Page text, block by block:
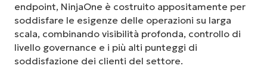
endpoint, NinjaOne è costruito appositamente per
soddisfare le esigenze delle operazioni su larga
scala, combinando visibilità profonda, controllo di
livello governance e i più alti punteggi di
soddisfazione dei clienti del settore.